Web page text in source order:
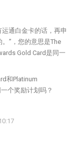
通白金卡的话，再申
”，您的意思是The
Gold Card是同一
和Platinum
个奖励计划吗？